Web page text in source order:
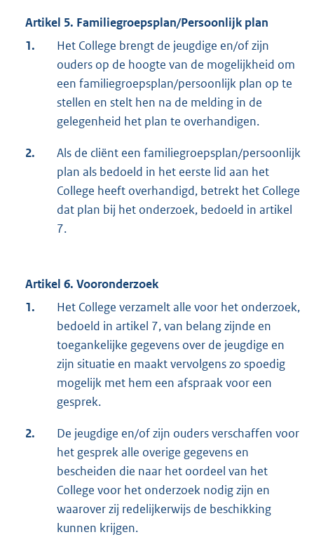
Artikel 5. Familiegroepsplan/Persoonlijk plan
1.
Het College brengt de jeugdige en/of zijn
ouders op de hoogte van de mogelijkheid om
een familiegroepsplan/persoonlijk plan op te
stellen en stelt hen na de melding in de
gelegenheid het plan te overhandigen.
2.
Als de cliënt een familiegroepsplan/persoonlijk
plan als bedoeld in het eerste lid aan het
College heeft overhandigd, betrekt het College
dat plan bij het onderzoek, bedoeld in artikel
7.
Artikel 6. Vooronderzoek
1.
Het College verzamelt alle voor het onderzoek,
bedoeld in artikel 7, van belang zijnde en
toegankelijke gegevens over de jeugdige en
zijn situatie en maakt vervolgens zo spoedig
mogelijk met hem een afspraak voor een
gesprek.
2.
De jeugdige en/of zijn ouders verschaffen voor
het gesprek alle overige gegevens en
bescheiden die naar het oordeel van het
College voor het onderzoek nodig zijn en
waarover zij redelijkerwijs de beschikking
kunnen krijgen.